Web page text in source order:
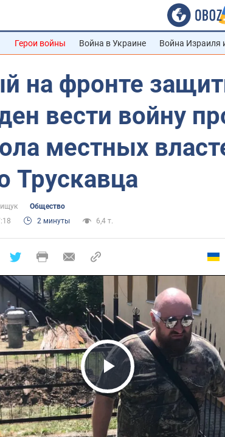
Герои войны Война в Украине Война Израиля
на фронте
вести войну
местных
Трускавца
Общество
2 минуты 6,4 т.
Play Video